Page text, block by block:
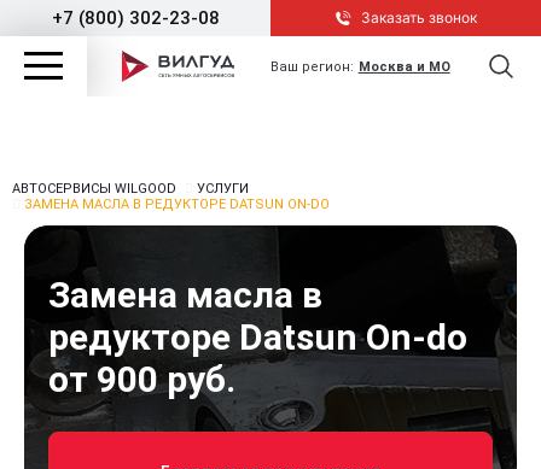
+7 (800) 302-23-08 Заказать звонок
Ваш регион: Москва и МО
АВТОСЕРВИСЫ WILGOOD
УСЛУГИ
ЗАМЕНА МАСЛА В РЕДУКТОРЕ DATSUN ON-DO
Замена масла в
редукторе Datsun On-do
от 900 руб.